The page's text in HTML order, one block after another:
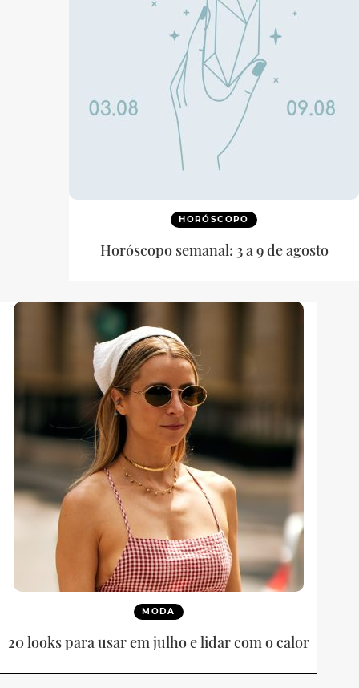
HORÓSCOPO
Horóscopo semanal: 3 a 9 de agosto
MODA
20 looks para usar em julho e lidar com o calor